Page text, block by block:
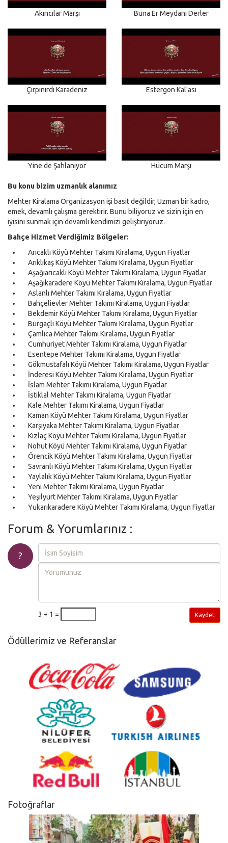
Akıncılar Marşı Buna Er Meydanı Derler
Çırpınırdı Karadeniz Estergon Kal'ası
Yine de Şahlanıyor Hücum Marşı
Bu konu bizim uzmanlık alanımız
Mehter Kiralama Organizasyon işi basit değildir, Uzman bir kadro,
emek, devamlı çalışma gerektirir. Bunu biliyoruz ve sizin için en
iyisini sunmak için devamlı kendimizi geliştiriyoruz.
Bahçe Hizmet Verdiğimiz Bölgeler:
Arıcaklı Köyü Mehter Takımı Kiralama, Uygun Fiyatlar
Arıklıkaş Köyü Mehter Takımı Kiralama, Uygun Fiyatlar
Aşağıarıcaklı Köyü Mehter Takımı Kiralama, Uygun Fiyatlar
Aşağıkaradere Köyü Mehter Takımı Kiralama, Uygun Fiyatlar
Aslanlı Mehter Takımı Kiralama, Uygun Fiyatlar
Bahçelievler Mehter Takımı Kiralama, Uygun Fiyatlar
Bekdemir Köyü Mehter Takımı Kiralama, Uygun Fiyatlar
Burgaçlı Köyü Mehter Takımı Kiralama, Uygun Fiyatlar
Çamlıca Mehter Takımı Kiralama, Uygun Fiyatlar
Cumhuriyet Mehter Takımı Kiralama, Uygun Fiyatlar
Esentepe Mehter Takımı Kiralama, Uygun Fiyatlar
Gökmustafalı Köyü Mehter Takımı Kiralama, Uygun Fiyatlar
İnderesi Köyü Mehter Takımı Kiralama, Uygun Fiyatlar
İslam Mehter Takımı Kiralama, Uygun Fiyatlar
İstiklal Mehter Takımı Kiralama, Uygun Fiyatlar
Kale Mehter Takımı Kiralama, Uygun Fiyatlar
Kaman Köyü Mehter Takımı Kiralama, Uygun Fiyatlar
Karşıyaka Mehter Takımı Kiralama, Uygun Fiyatlar
Kızlaç Köyü Mehter Takımı Kiralama, Uygun Fiyatlar
Nohut Köyü Mehter Takımı Kiralama, Uygun Fiyatlar
Örencik Köyü Mehter Takımı Kiralama, Uygun Fiyatlar
Savranlı Köyü Mehter Takımı Kiralama, Uygun Fiyatlar
Yaylalık Köyü Mehter Takımı Kiralama, Uygun Fiyatlar
Yeni Mehter Takımı Kiralama, Uygun Fiyatlar
Yeşilyurt Mehter Takımı Kiralama, Uygun Fiyatlar
Yukarıkaradere Köyü Mehter Takımı Kiralama, Uygun Fiyatlar
Forum & Yorumlarınız :
?
3 + 1 = Kaydet
Ödüllerimiz ve Referanslar
Fotoğraflar